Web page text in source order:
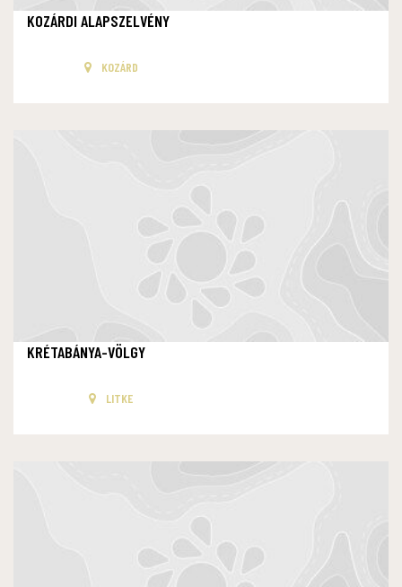
KOZÁRDI ALAPSZELVÉNY
KOZÁRD
KRÉTABÁNYA-VÖLGY
LITKE